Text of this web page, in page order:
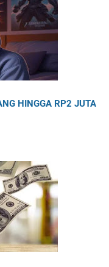
HINGGA RP2 JUTA